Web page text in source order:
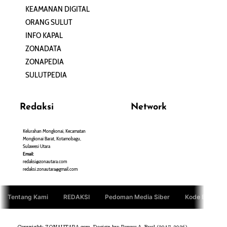
KEAMANAN DIGITAL
ORANG SULUT
INFO KAPAL
ZONADATA
ZONAPEDIA
SULUTPEDIA
Redaksi
Kelurahan Mongkonai, Kecamatan
Mongkonai Barat, Kotamobagu,
Sulawesi Utara
Email:
redaksi@zonautara.com
redaksi.zonautara@gmail.com
Network
Tentang Kami REDAKSI Pedoman Media Siber Kode Etik